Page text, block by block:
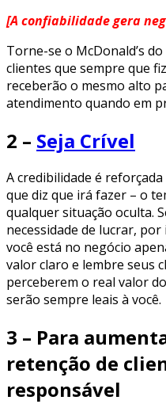
[A confiabilidade gera
Torne-se o McDonald’s
clientes que sempre que
receberão o mesmo alto
atendimento quando em
2 – Seja Crível
A credibilidade é
que diz que irá fazer – o
qualquer situação oculta.
necessidade de lucrar,
você está no negócio
valor claro e lembre seus
perceberem o real valor
serão sempre leais à você.
3 – Para
retenção de
responsável